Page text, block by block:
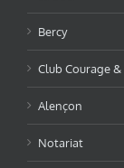
Bercy
Club Courage
Alençon
Notariat